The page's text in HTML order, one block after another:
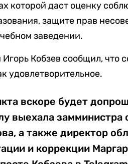
которой даст оценку
защите прав
заведении.
Кобзев сообщил, что
удовлетворительное.
вскоре будет
выехала замминистра
а также директор
и коррекции